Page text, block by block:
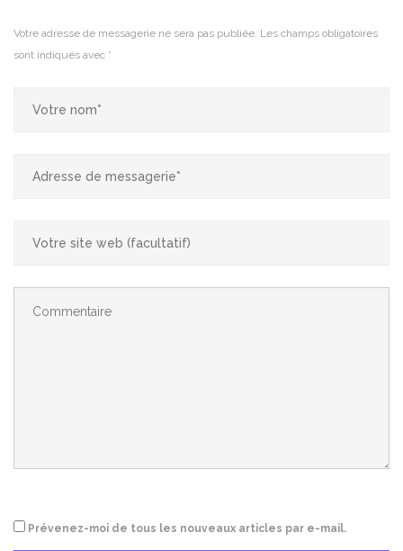
Votre adresse de messagerie ne sera pas publiée. Les champs obligatoires
sont indiqués avec *
Prévenez-moi de tous les nouveaux articles par e-mail.